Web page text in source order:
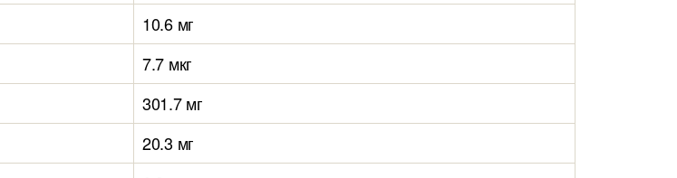
10.6 мг
7.7 мкг
301.7 мг
20.3 мг